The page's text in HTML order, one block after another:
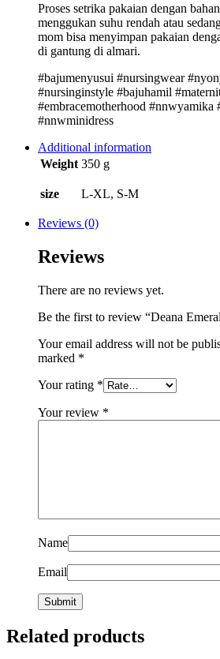
Proses setrika pakaian dengan
menggukan suhu rendah atau
mom bisa menyimpan pakaian
di gantung di almari.
#bajumenyusui #nursingwear
#nursinginstyle #bajuhamil
#embracemotherhood #nnwyamika
#nnwminidress
Additional information
Weight 350 g
size L-XL, S-M
Reviews (0)
Reviews
There are no reviews yet.
Be the first to review “Deana
Your email address will not be
marked *
Your rating *
Your review *
Name
Email
Related products